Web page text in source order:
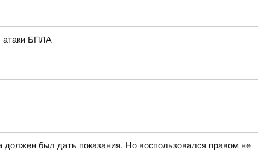
атаки БПЛА
должен был дать показания. Но воспользовался правом не